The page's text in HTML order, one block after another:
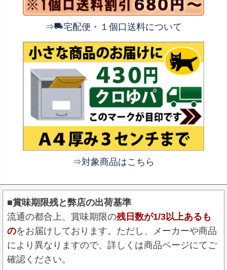
⇒ 宅配便・１個口送料について
⇒対象商品はこちら
■賞味期限残と弊店の出荷基準
流通の都合上、賞味期限の残日数が1/3以上あるも
のをお届けしております。ただし、メーカーや商品
により異なりますので、詳しくは商品ページにてご
確認ください。